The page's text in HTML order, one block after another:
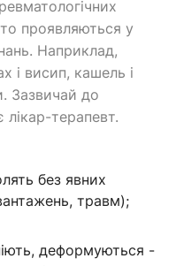
проявляються у
Наприклад,
і висип, кашель і
Зазвичай до
терапевт.
без явних
травм);
деформуються -